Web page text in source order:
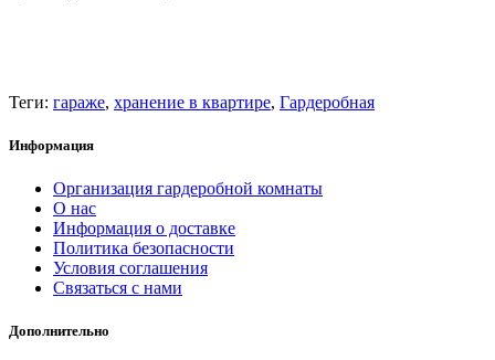
Теги: гараже, хранение в квартире, Гардеробная
Информация
Организация гардеробной комнаты
О нас
Информация о доставке
Политика безопасности
Условия соглашения
Связаться с нами
Дополнительно